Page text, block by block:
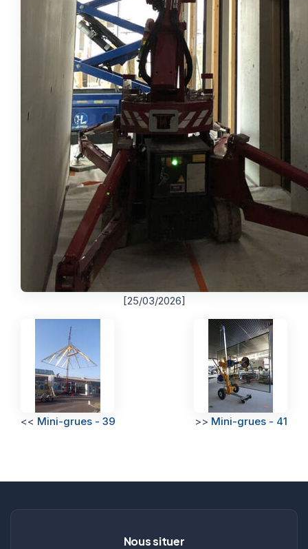
[25/03/2026]
<< Mini-grues - 39 >> Mini-grues - 41
Nous situer